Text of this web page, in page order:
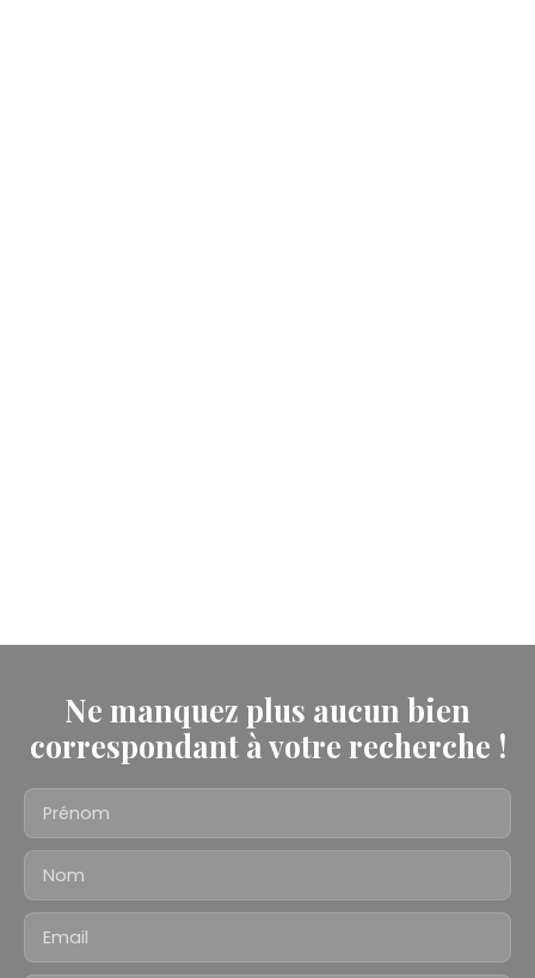
Ne manquez plus aucun bien
correspondant à votre recherche !
Prénom
Nom
Email